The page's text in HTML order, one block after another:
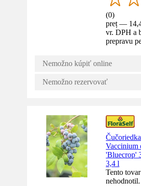
(0)
preț —
vr. DPH a
prepravu
Nemožno kúpiť online
Nemožno rezervovať
Vaccinium
'Bluecrop'
3,4 l
Tento
nehodnotil.